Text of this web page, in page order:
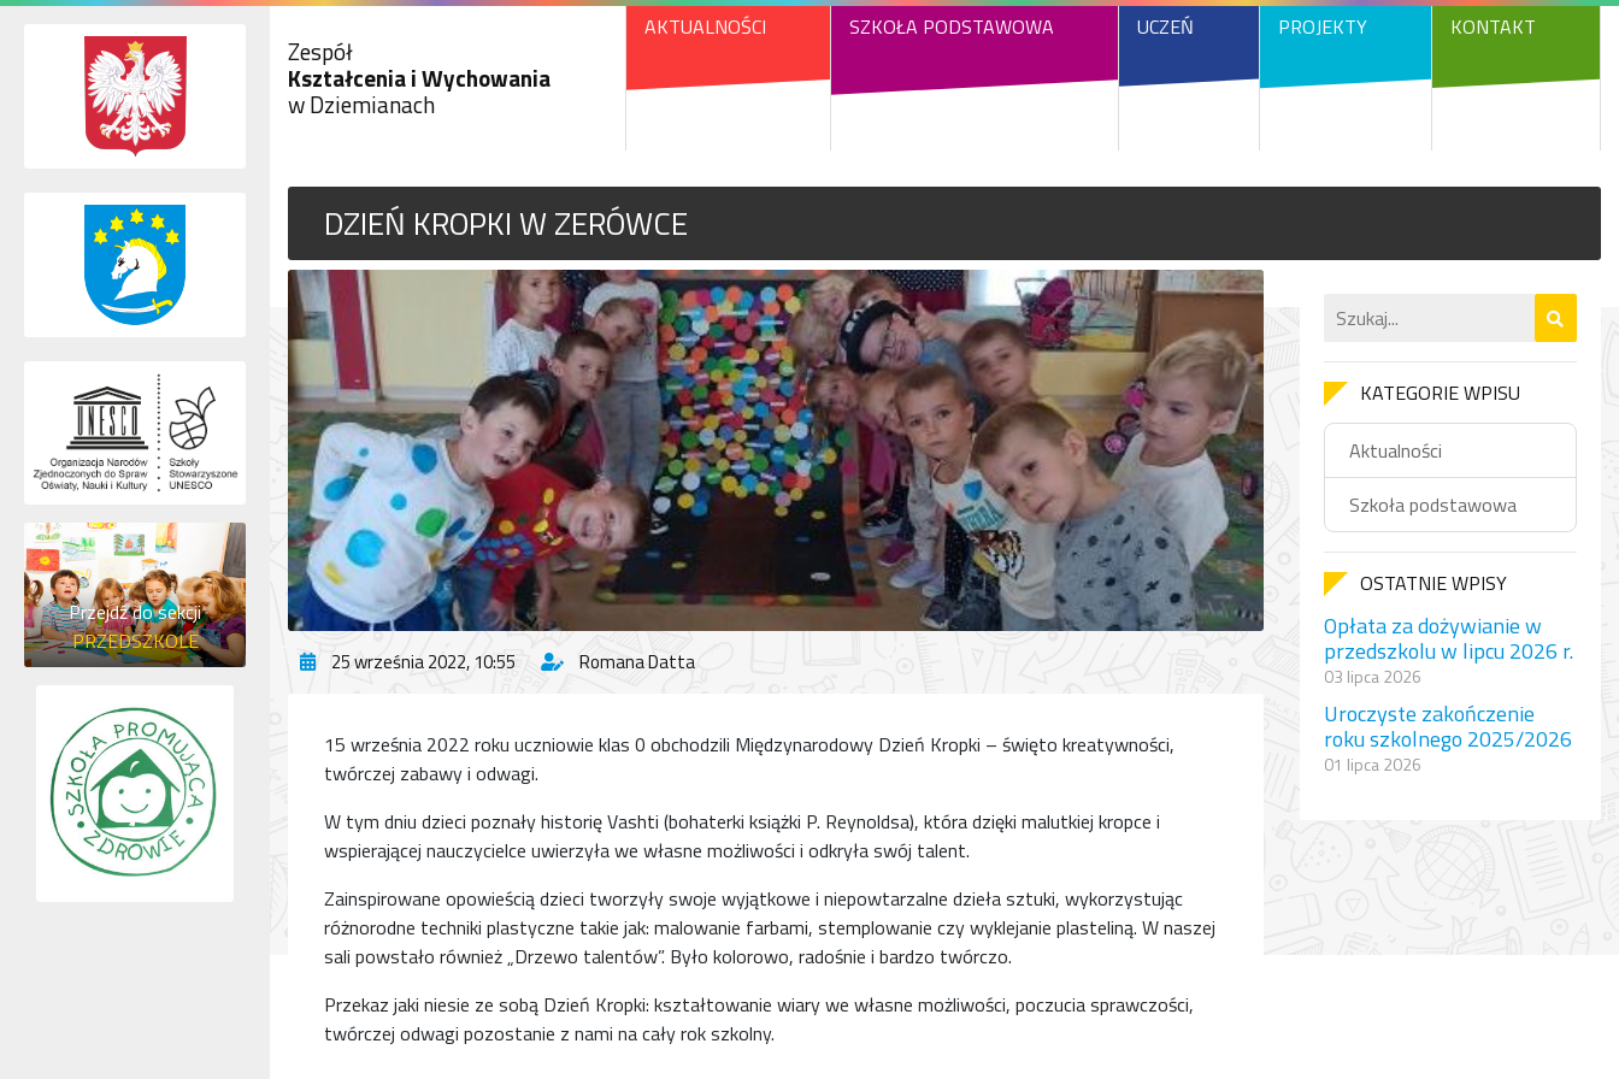
Zespół
Kształcenia i Wychowania
w Dziemianach
AKTUALNOŚCI SZKOŁA PODSTAWOWA UCZEŃ PROJEKTY KONTAKT
DZIEŃ KROPKI W ZERÓWCE
25 września 2022, 10:55 Romana Datta
15 września 2022 roku uczniowie klas 0 obchodzili Międzynarodowy Dzień Kropki – święto kreatywności,
twórczej zabawy i odwagi.
W tym dniu dzieci poznały historię Vashti (bohaterki książki P. Reynoldsa), która dzięki malutkiej kropce i
wspierającej nauczycielce uwierzyła we własne możliwości i odkryła swój talent.
Zainspirowane opowieścią dzieci tworzyły swoje wyjątkowe i niepowtarzalne dzieła sztuki, wykorzystując
różnorodne techniki plastyczne takie jak: malowanie farbami, stemplowanie czy wyklejanie plasteliną. W naszej
sali powstało również „Drzewo talentów”. Było kolorowo, radośnie i bardzo twórczo.
Przekaz jaki niesie ze sobą Dzień Kropki: kształtowanie wiary we własne możliwości, poczucia sprawczości,
twórczej odwagi pozostanie z nami na cały rok szkolny.
KATEGORIE WPISU
Aktualności
Szkoła podstawowa
OSTATNIE WPISY
Opłata za dożywianie w
przedszkolu w lipcu 2026 r.
03 lipca 2026
Uroczyste zakończenie
roku szkolnego 2025/2026
01 lipca 2026
Przejdź do sekcji
PRZEDSZKOLE